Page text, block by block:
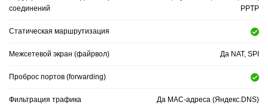
соединений
PPTP
Статическая маршрутизация
Межсетевой экран (файрвол) Да NAT, SPI
Проброс портов (forwarding)
Фильтрация трафика Да MAC-адреса (Яндекс.DNS)